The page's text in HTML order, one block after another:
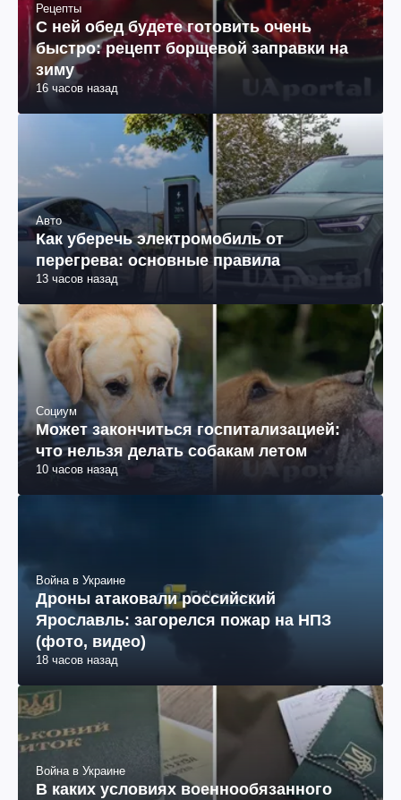
Рецепты
С ней обед будете готовить очень
быстро: рецепт борщевой заправки на
зиму
16 часов назад
Авто
Как уберечь электромобиль от
перегрева: основные правила
13 часов назад
Социум
Может закончиться госпитализацией:
что нельзя делать собакам летом
10 часов назад
Война в Украине
Дроны атаковали российский
Ярославль: загорелся пожар на НПЗ
(фото, видео)
18 часов назад
Война в Украине
В каких условиях военнообязанного